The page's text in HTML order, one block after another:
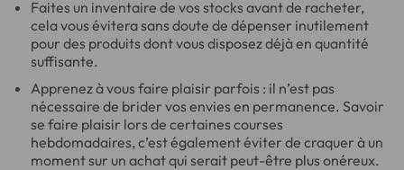
Faites un inventaire de vos stocks avant de racheter,
cela vous évitera sans doute de dépenser inutilement
pour des produits dont vous disposez déjà en quantité
suffisante.
Apprenez à vous faire plaisir parfois : il n’est pas
nécessaire de brider vos envies en permanence. Savoir
se faire plaisir lors de certaines courses
hebdomadaires, c’est également éviter de craquer à un
moment sur un achat qui serait peut-être plus onéreux.